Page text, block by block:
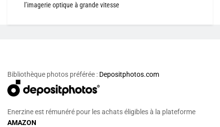
l’imagerie optique à grande vitesse
Bibliothèque photos préférée : Depositphotos.com
Enerzine est rémunéré pour les achats éligibles à la plateforme
AMAZON